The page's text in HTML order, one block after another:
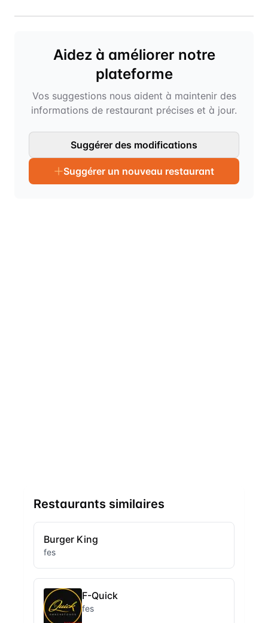
Aidez à améliorer notre
plateforme
Vos suggestions nous aident à maintenir des
informations de restaurant précises et à jour.
Suggérer des modifications
Suggérer un nouveau restaurant
Restaurants similaires
Burger King
fes
F-Quick
fes